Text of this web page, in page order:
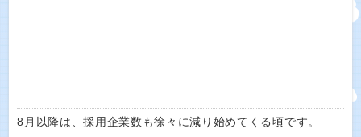
8月以降は、採用企業数も徐々に減り始めてくる頃です。